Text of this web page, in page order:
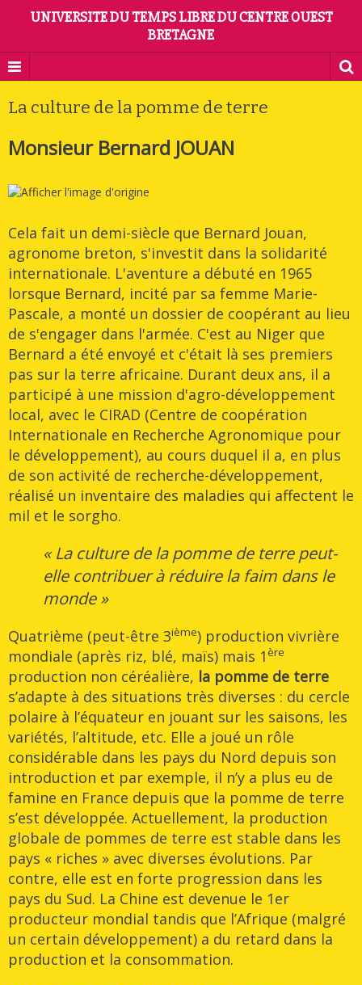
UNIVERSITE DU TEMPS LIBRE DU CENTRE OUEST
BRETAGNE
La culture de la pomme de terre
Monsieur Bernard JOUAN
Cela fait un demi-siècle que Bernard Jouan,
agronome breton, s'investit dans la solidarité
internationale. L'aventure a débuté en 1965
lorsque Bernard, incité par sa femme Marie-
Pascale, a monté un dossier de coopérant au lieu
de s'engager dans l'armée. C'est au Niger que
Bernard a été envoyé et c'était là ses premiers
pas sur la terre africaine. Durant deux ans, il a
participé à une mission d'agro-développement
local, avec le CIRAD (Centre de coopération
Internationale en Recherche Agronomique pour
le développement), au cours duquel il a, en plus
de son activité de recherche-développement,
réalisé un inventaire des maladies qui affectent le
mil et le sorgho.
« La culture de la pomme de terre peut-
elle contribuer à réduire la faim dans le
monde »
Quatrième (peut-être 3ième) production vivrière
mondiale (après riz, blé, maïs) mais 1ère
production non céréalière, la pomme de terre
s’adapte à des situations très diverses : du cercle
polaire à l’équateur en jouant sur les saisons, les
variétés, l’altitude, etc. Elle a joué un rôle
considérable dans les pays du Nord depuis son
introduction et par exemple, il n’y a plus eu de
famine en France depuis que la pomme de terre
s’est développée. Actuellement, la production
globale de pommes de terre est stable dans les
pays « riches » avec diverses évolutions. Par
contre, elle est en forte progression dans les
pays du Sud. La Chine est devenue le 1er
producteur mondial tandis que l’Afrique (malgré
un certain développement) a du retard dans la
production et la consommation.